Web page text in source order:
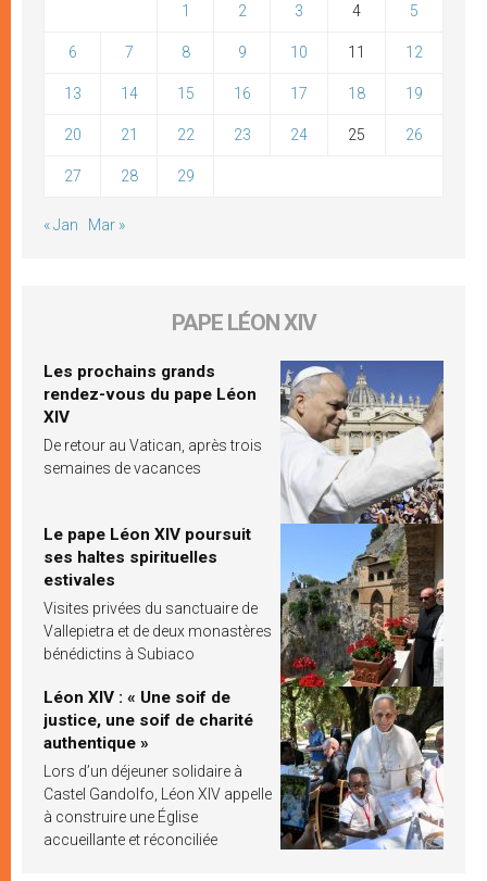
1 2 3 4 5
6 7 8 9 10 11 12
13 14 15 16 17 18 19
20 21 22 23 24 25 26
27 28 29
« Jan Mar »
PAPE LÉON XIV
Les prochains grands
rendez-vous du pape Léon
XIV
De retour au Vatican, après trois
semaines de vacances
Le pape Léon XIV poursuit
ses haltes spirituelles
estivales
Visites privées du sanctuaire de
Vallepietra et de deux monastères
bénédictins à Subiaco
Léon XIV : « Une soif de
justice, une soif de charité
authentique »
Lors d’un déjeuner solidaire à
Castel Gandolfo, Léon XIV appelle
à construire une Église
accueillante et réconciliée